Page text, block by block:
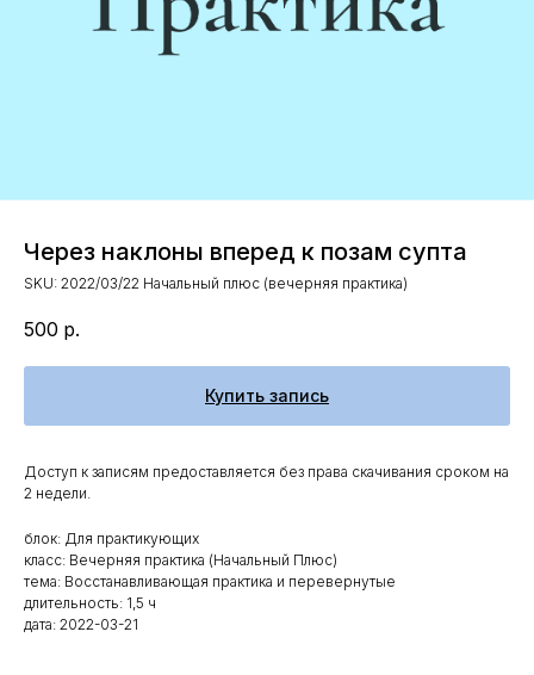
Через наклоны вперед к позам супта
SKU: 2022/03/22 Начальный плюс (вечерняя практика)
500 р.
Купить запись
Доступ к записям предоставляется без права скачивания сроком на
2 недели.
блок: Для практикующих
класс: Вечерняя практика (Начальный Плюс)
тема: Восстанавливающая практика и перевернутые
длительность: 1,5 ч
дата: 2022-03-21